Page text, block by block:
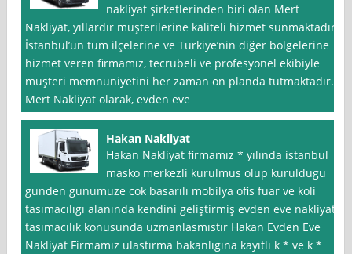
nakliyat şirketlerinden biri olan Mert
Nakliyat, yıllardır müşterilerine kaliteli hizmet sunmaktadır.
İstanbul’un tüm ilçelerine ve Türkiye’nin diğer bölgelerine
hizmet veren firmamız, tecrübeli ve profesyonel ekibiyle
müşteri memnuniyetini her zaman ön planda tutmaktadır.
Mert Nakliyat olarak, evden eve
Hakan Nakliyat
Hakan Nakliyat firmamız * yılında istanbul
masko merkezli kurulmus olup kuruldugu
gunden gunumuze cok basarılı mobilya ofis fuar ve koli
tasımacılıgı alanında kendini geliştirmiş evden eve nakliyat
tasımacılık konusunda uzmanlasmıstır Hakan Evden Eve
Nakliyat Firmamız ulastırma bakanlıgına kayıtlı k * ve k *